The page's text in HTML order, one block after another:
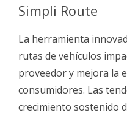
Simpli Route
La herramienta
rutas de vehículos
proveedor y mejora la
consumidores. Las
crecimiento sostenido